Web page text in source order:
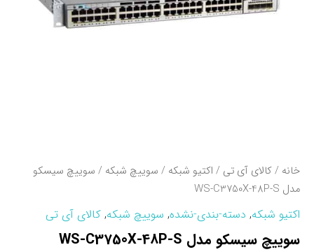
خانه /کالای آی تی / اکتیو شبکه / سوییچ شبکه / سوييچ سيسکو
مدل WS-C3750X-48P-S
اکتیو شبکه, دسته-بندی-نشده, سوییچ شبکه, کالای آی تی
سوييچ سيسکو مدل WS-C3750X-48P-S